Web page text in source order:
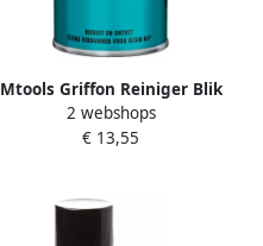
Mtools Griffon Reiniger Blik
1 L NL FR DE |
2 webshops
€ 13,55